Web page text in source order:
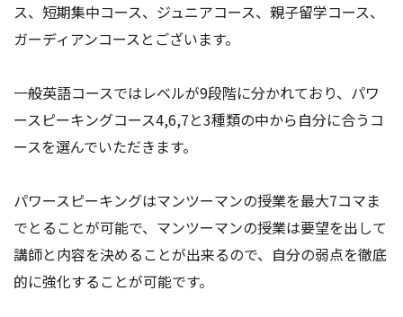
ス、短期集中コース、ジュニアコース、親子留学コース、
ガーディアンコースとございます。
一般英語コースではレベルが9段階に分かれており、パワ
ースピーキングコース4,6,7と3種類の中から自分に合うコ
ースを選んでいただきます。
パワースピーキングはマンツーマンの授業を最大7コマま
でとることが可能で、マンツーマンの授業は要望を出して
講師と内容を決めることが出来るので、自分の弱点を徹底
的に強化することが可能です。